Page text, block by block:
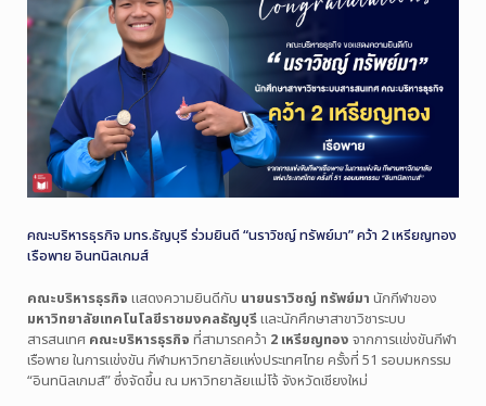
คณะบริหารธุรกิจ มทร.ธัญบุรี ร่วมยินดี “นราวิชญ์ ทรัพย์มา” คว้า 2 เหรียญทอง
เรือพาย อินทนิลเกมส์
คณะบริหารธุรกิจ แสดงความยินดีกับ นายนราวิชญ์ ทรัพย์มา นักกีฬาของ
มหาวิทยาลัยเทคโนโลยีราชมงคลธัญบุรีและนักศึกษาสาขาวิชาระบบ
สารสนเทศ คณะบริหารธุรกิจ ที่สามารถคว้า 2 เหรียญทอง จากการแข่งขันกีฬา
เรือพาย ในการแข่งขัน กีฬามหาวิทยาลัยแห่งประเทศไทย ครั้งที่ 51 รอบมหกรรม
“อินทนิลเกมส์” ซึ่งจัดขึ้น ณ มหาวิทยาลัยแม่โจ้ จังหวัดเชียงใหม่